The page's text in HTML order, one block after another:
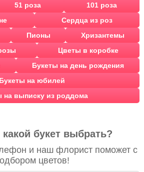
51 роза
101 роза
Сердца из роз
Пионы
Хризантемы
Цветы в коробке
Букеты на день рождения
Букеты на юбилей
на выписку из роддома
какой букет выбрать?
и наш флорист поможет с
цветов!